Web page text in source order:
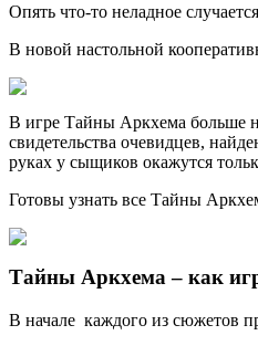
Опять что-то неладное
В новой настольной
В игре Тайны Аркхема больше
свидетельства очевидцев,
руках у сыщиков окажутся
Готовы узнать все Тайны
Тайны Аркхема – как
В начале каждого из сюжетов